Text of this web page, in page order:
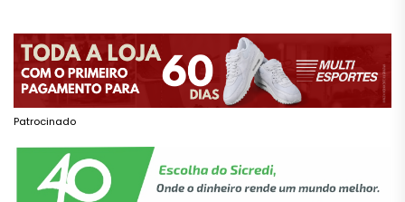
Patrocinado